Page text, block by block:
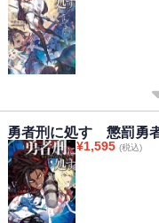
勇者刑に処す 懲罰勇
¥1,595 (税込)